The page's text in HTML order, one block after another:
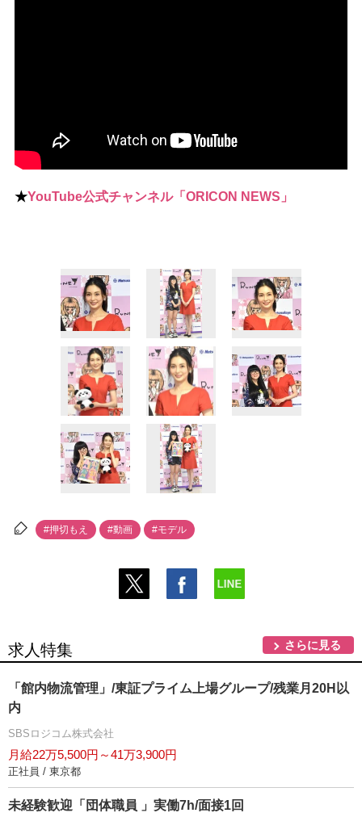
★YouTube公式チャンネル「ORICON NEWS」
#押切もえ #動画 #モデル
求人特集 さらに見る
「館内物流管理」/東証プライム上場グループ/残業月20H以
内
SBSロジコム株式会社
月給22万5,500円～41万3,900円
正社員 / 東京都
未経験歓迎「団体職員 」実働7h/面接1回